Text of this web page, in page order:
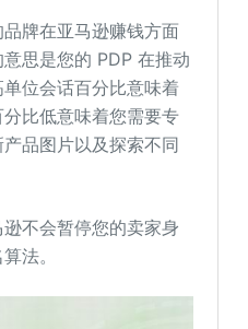
牌在亚马逊赚钱方面
思是您的 PDP 在推动
位会话百分比意味着
比低意味着您需要专
品图片以及探索不同
不会暂停您的卖家身
法。